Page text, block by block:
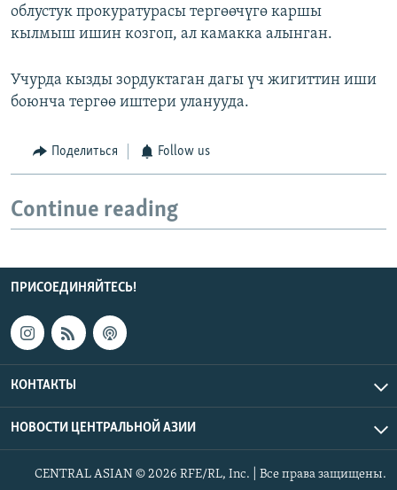
облустук прокуратурасы тергөөчүгө каршы
кылмыш ишин козгоп, ал камакка алынган.
Учурда кызды зордуктаган дагы үч жигиттин иши
боюнча тергөө иштери уланууда.
Поделиться Follow us
Continue reading
ПРИСОЕДИНЯЙТЕСЬ!
КОНТАКТЫ
НОВОСТИ ЦЕНТРАЛЬНОЙ АЗИИ
CENTRAL ASIAN © 2026 RFE/RL, Inc. | Все права защищены.